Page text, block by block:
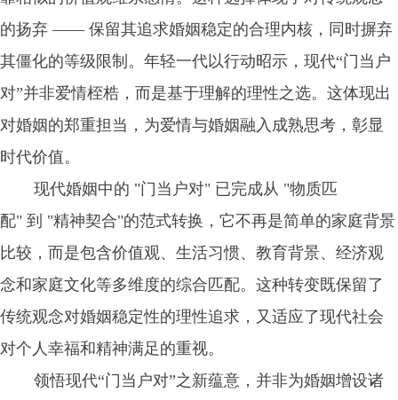
的扬弃 —— 保留其追求婚姻稳定的合理内核，同时摒弃
其僵化的等级限制。年轻一代以行动昭示，现代“门当户
对”并非爱情桎梏，而是基于理解的理性之选。这体现出
对婚姻的郑重担当，为爱情与婚姻融入成熟思考，彰显
时代价值。
现代婚姻中的 "门当户对" 已完成从 "物质匹
配" 到 "精神契合"的范式转换，它不再是简单的家庭背景
比较，而是包含价值观、生活习惯、教育背景、经济观
念和家庭文化等多维度的综合匹配。这种转变既保留了
传统观念对婚姻稳定性的理性追求，又适应了现代社会
对个人幸福和精神满足的重视。
领悟现代“门当户对”之新蕴意，并非为婚姻增设诸